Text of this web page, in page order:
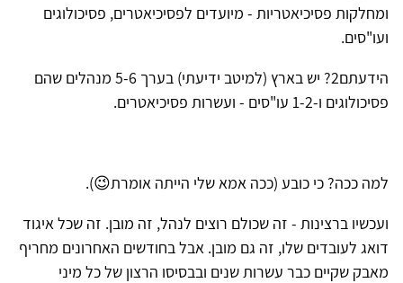
ומחלקות פסיכיאטריות - מיועדים לפסיכיאטרים, פסיכולוגים
ועו"סים.
הידעתם2? יש בארץ (למיטב ידיעתי) בערך 5-6 מנהלים שהם
פסיכולוגים ו-1-2 עו"סים - ועשרות פסיכיאטרים.
למה ככה? כי כובע (ככה אמא שלי הייתה אומרת😉).
ועכשיו ברצינות - זה שכולם רוצים לנהל, זה מובן. זה שכל איגוד
דואג לעובדים שלו, זה גם מובן. אבל בחודשים האחרונים מחריף
מאבק שקיים כבר עשרות שנים ובבסיסו הרצון של כל מיני